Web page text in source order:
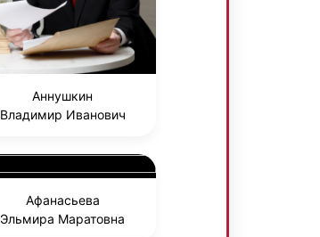
Аннушкин
Владимир Иванович
Афанасьева
Эльмира Маратовна